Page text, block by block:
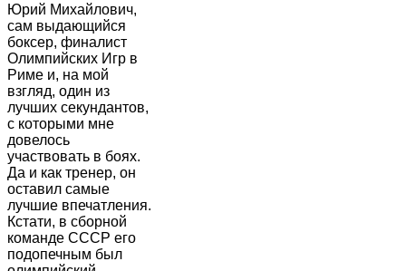
Юрий Михайлович,
сам выдающийся
боксер, финалист
Олимпийских Игр в
Риме и, на мой
взгляд, один из
лучших секундантов,
с которыми мне
довелось
участвовать в боях.
Да и как тренер, он
оставил самые
лучшие впечатления.
Кстати, в сборной
команде СССР его
подопечным был